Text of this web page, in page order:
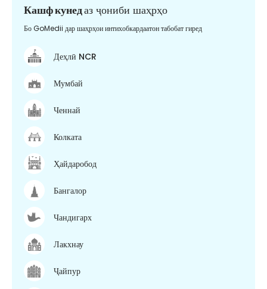
Кашф кунедаз ҷониби шаҳрҳо
Бо GoMedii дар шаҳрҳои интихобкардаатон табобат гиред
Деҳлӣ NCR
Мумбай
Ченнай
Колката
Ҳайдаробод
Бангалор
Чандигарх
Лакхнау
Ҷайпур